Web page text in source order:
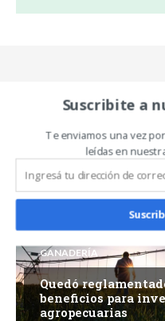
Related Articles
GANADERÍA
Quedó
beneficios para
agropecuarias
Suscribite a
Te enviamos una vez
leídas en